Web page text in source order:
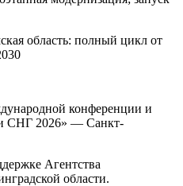
область: полный цикл от
конференции и
и СНГ 2026» — Санкт-
Агентства
области.